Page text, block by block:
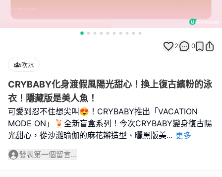
2 0
吹水
CRYBABY化身渡假風陽光甜心！換上復古繽粉的泳
衣！隱藏版是美人魚！
可愛到忍不住想尖叫😍！CRYBABY推出「VACATION
MODE ON」🍹全新盲盒系列！今次CRYBABY變身復古陽
光甜心，從沙灘瑜伽的麻花辮造型、曬黑版美... 更多
發表第一個留言...